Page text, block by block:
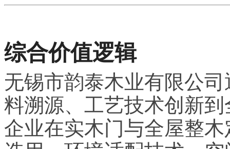
综合价值逻辑
无锡市韵泰木业有限公司
料溯源、工艺技术创新
企业在实木门与全屋整